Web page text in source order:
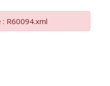
R60094.xml